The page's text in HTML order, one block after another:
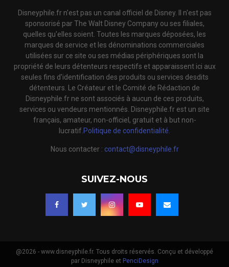
Disneyphile.fr n'est pas un canal officiel de Disney. Il n'est pas
sponsorisé par The Walt Disney Company ou ses filiales,
quelles qu'elles soient. Toutes les marques déposées, les
marques de service et les dénominations commerciales
utilisées sur ce site ou ses médias périphériques sont la
propriété de leurs détenteurs respectifs et apparaissent ici aux
seules fins d'identification des produits ou services desdits
détenteurs. Le Créateur et le Comité de Rédaction de
Disneyphile.fr ne sont associés à aucun de ces produits,
services ou vendeurs mentionnés. Disneyphile.fr est un site
français, amateur, non-officiel, gratuit et à but non-
lucratif.Politique de confidentialité.
Nous contacter : contact@disneyphile.fr
SUIVEZ-NOUS
@2026 - www.disneyphile.fr. Tous droits réservés. Conçu et développé
par Disneyphile et PenciDesign